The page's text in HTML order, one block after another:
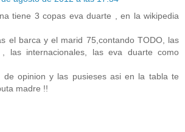
tiene 3 copas eva duarte , en la wikipedia
el barca y el marid 75,contando TODO, las
las internacionales, las eva duarte como
de opinion y las pusieses asi en la tabla te
madre !!